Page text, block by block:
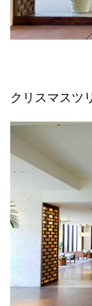
クリスマスツ